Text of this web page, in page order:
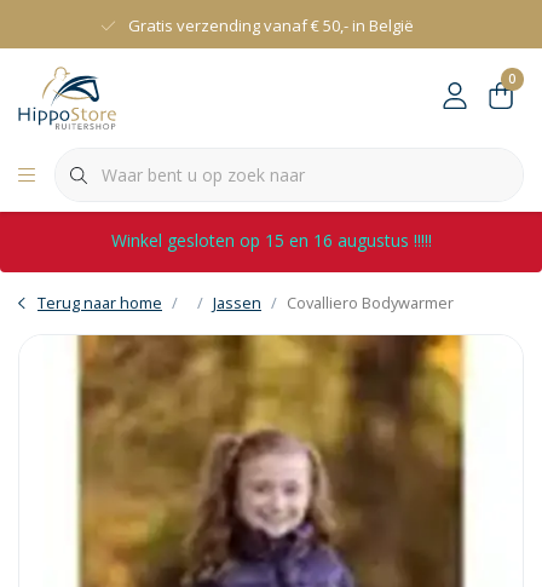
Gratis verzending vanaf € 50,- in België
0
Winkel gesloten op 15 en 16 augustus !!!!!
Terug naar home Jassen Covalliero Bodywarmer